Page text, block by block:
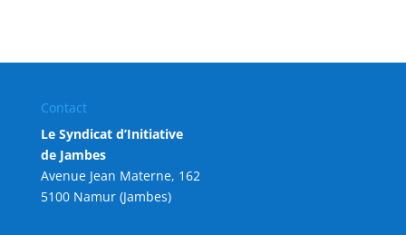
Contact
Le Syndicat d’Initiative
de Jambes
Avenue Jean Materne, 162
5100 Namur (Jambes)